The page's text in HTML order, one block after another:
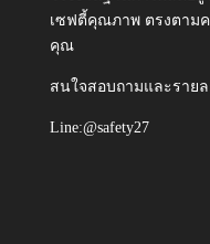
เซฟตี้คุณภาพ ตรงตาม
คุณ
สนใจสอบถามและรายล
Line:@safety27